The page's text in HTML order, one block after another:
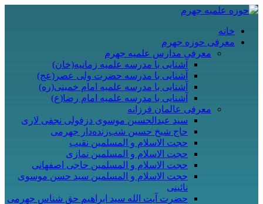
خانه
معرفی حوزه جهرم
معرفی مدارس علمیه جهرم
آشنایی با مدرسه علمیه زمانیه(خان)
آشنایی با مدرسه حضرت ولی عصر(عج)
آشنایی با مدرسه علمیه امام خمینی(ره)
آشنایی با مدرسه علمیه امام رضا(ع)
معرفی عالمان فرزانه
سید عبدالحسین موسوی دزفولی نجفی لاری
حاج شیخ حسین شب‌زنده‌دار جهرمی
حجت الاسلام و المسلمین نقیب
حجت الاسلام و المسلمین نمازی
حجت الاسلام و المسلمین حاجی اصفهانی
حجت الاسلام و المسلمین سید حسن موسوی
نائینی
حضرت آیت الله سید ابراهیم حق شناس جهرمی